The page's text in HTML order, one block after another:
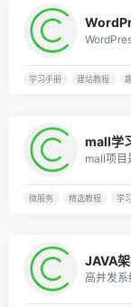
学习手册 建站教程
mall学
微服务 精选教程 学
JAVA
高并发系